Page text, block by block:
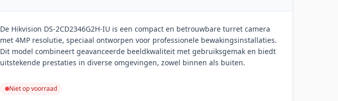
De Hikvision DS-2CD2346G2H-IU is een compact en betrouwbare turret camera
met 4MP resolutie, speciaal ontworpen voor professionele bewakingsinstallaties.
Dit model combineert geavanceerde beeldkwaliteit met gebruiksgemak en biedt
uitstekende prestaties in diverse omgevingen, zowel binnen als buiten.
Niet op voorraad